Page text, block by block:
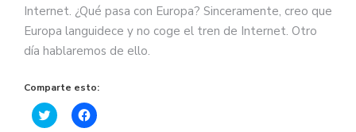
Internet. ¿Qué pasa con Europa? Sinceramente, creo que
Europa languidece y no coge el tren de Internet. Otro
día hablaremos de ello.
Comparte esto:
Haz
clic
Haz
clic